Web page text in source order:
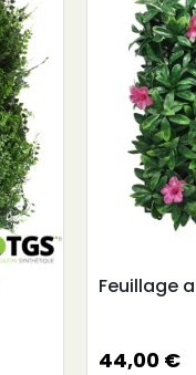
Feuillage
44,00 €